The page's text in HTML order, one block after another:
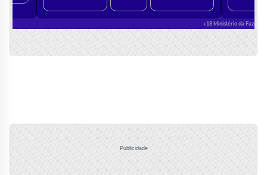
Publicidade